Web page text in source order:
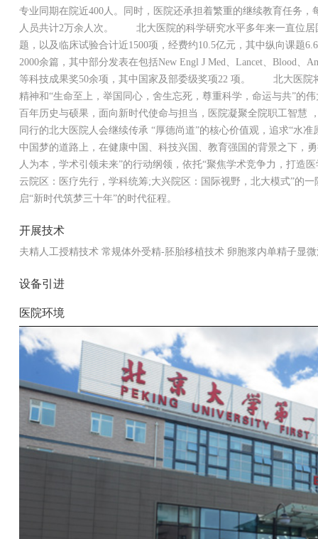
专业同期在院近400人。同时，医院还承担着繁重的继续教育任务
人员共计2万余人次。 北大医院的科学研究水平多年来一直位居
题，以及临床试验合计近1500项，经费约10.5亿元，其中纵向课题
2000余篇，其中部分发表在包括New Engl J Med、Lancet、Blood
等科技成果奖50余项，其中国家及部委级奖项22 项。 北大医院
精神和“生命至上，举国同心，舍生忘死，尊重科学，命运与共”的
百年历史与硕果，面向新时代使命与担当，医院凝聚全院职工智慧
同行的北大医院人会继续传承 “厚德尚道”的核心价值观，追求“水
中国梦的道路上，在健康中国、科技兴国、教育强国的背景之下，
人为本，学术引领未来”的行动纲领，依托“聚焦学术竞争力，打造
云院区：医疗先行，学科统筹;大兴院区：国际视野，北大模式”的
启“新时代筑梦三十年”的时代征程。
开展技术
夫精人工授精技术 常规体外受精-胚胎移植技术 卵胞浆内单精子显
设备引进
医院环境